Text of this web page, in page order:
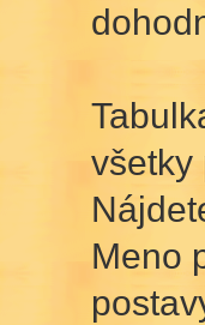
všetky
Meno